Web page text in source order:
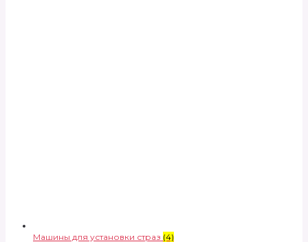
Машины для установки страз (4)